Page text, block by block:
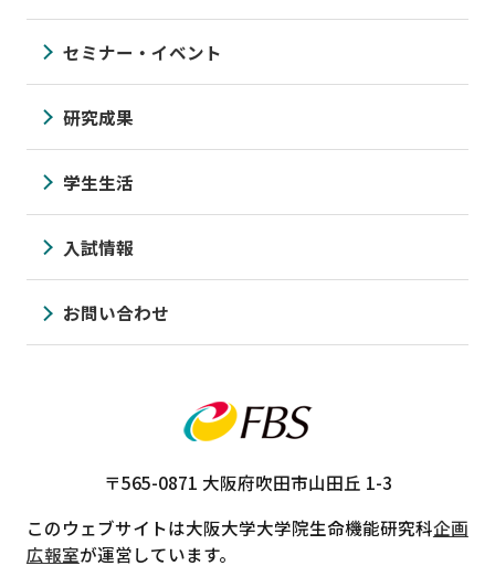
〒565-0871 大阪府吹田市山田丘 1-3
このウェブサイトは大阪大学大学院生命機能研究科企画
広報室が運営しています。
セミナー・イベント
研究成果
学生生活
入試情報
お問い合わせ